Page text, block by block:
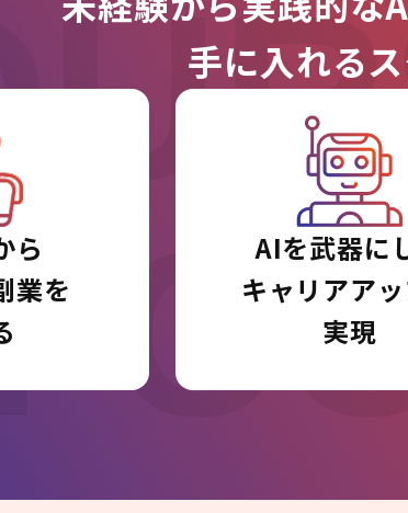
手に入れる
ら
業を
AIを武器に
キャリアア
実現